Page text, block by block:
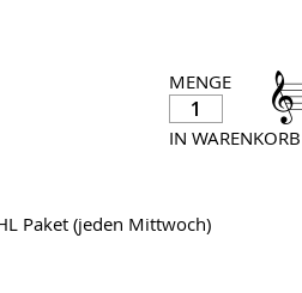
MENGE
IN WARENKORB
Paket (jeden Mittwoch)